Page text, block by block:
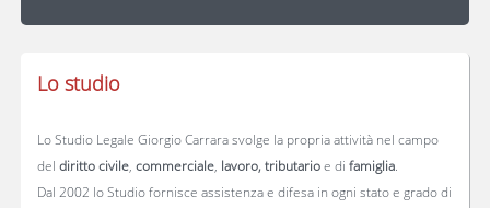
Lo studio
Lo Studio Legale Giorgio Carrara svolge la propria attività nel campo
del diritto civile, commerciale, lavoro, tributarioe di famiglia.
Dal 2002 lo Studio fornisce assistenza e difesa in ogni stato e grado di